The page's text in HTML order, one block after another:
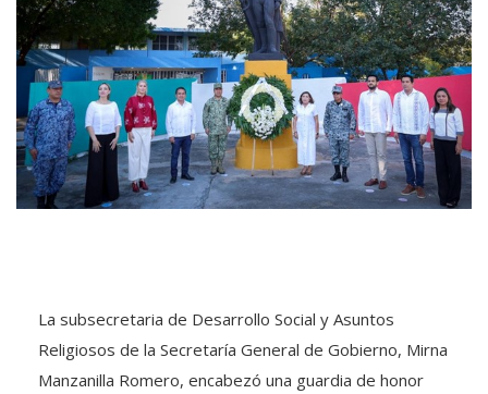
La subsecretaria de Desarrollo Social y Asuntos
Religiosos de la Secretaría General de Gobierno, Mirna
Manzanilla Romero, encabezó una guardia de honor